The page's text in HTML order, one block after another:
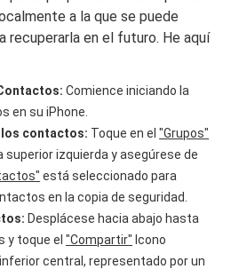
a la que se puede
recuperarla en el futuro. He aquí
Comience iniciando la
en su iPhone.
contactos: Toque en el"Grupos"
superior izquierda y asegúrese de
está seleccionado para
en la copia de seguridad.
Desplácese hacia abajo hasta
y toque el"Compartir" Icono
central, representado por un